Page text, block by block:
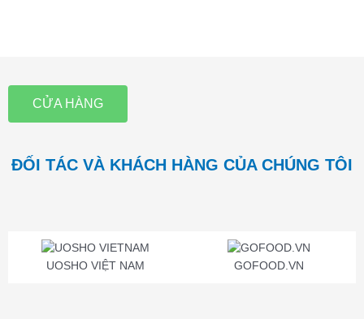
CỬA HÀNG
ĐỐI TÁC VÀ KHÁCH HÀNG CỦA CHÚNG TÔI
UOSHO VIỆT NAM GOFOOD.VN